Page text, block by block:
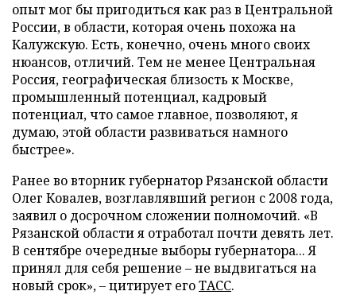
опыт мог бы пригодиться как раз в Центральной
России, в области, которая очень похожа на
Калужскую. Есть, конечно, очень много своих
нюансов, отличий. Тем не менее Центральная
Россия, географическая близость к Москве,
промышленный потенциал, кадровый
потенциал, что самое главное, позволяют, я
думаю, этой области развиваться намного
быстрее».
Ранее во вторник губернатор Рязанской области
Олег Ковалев, возглавлявший регион с 2008 года,
заявил о досрочном сложении полномочий. «В
Рязанской области я отработал почти девять лет.
В сентябре очередные выборы губернатора... Я
принял для себя решение – не выдвигаться на
новый срок», – цитирует егоТАСС.